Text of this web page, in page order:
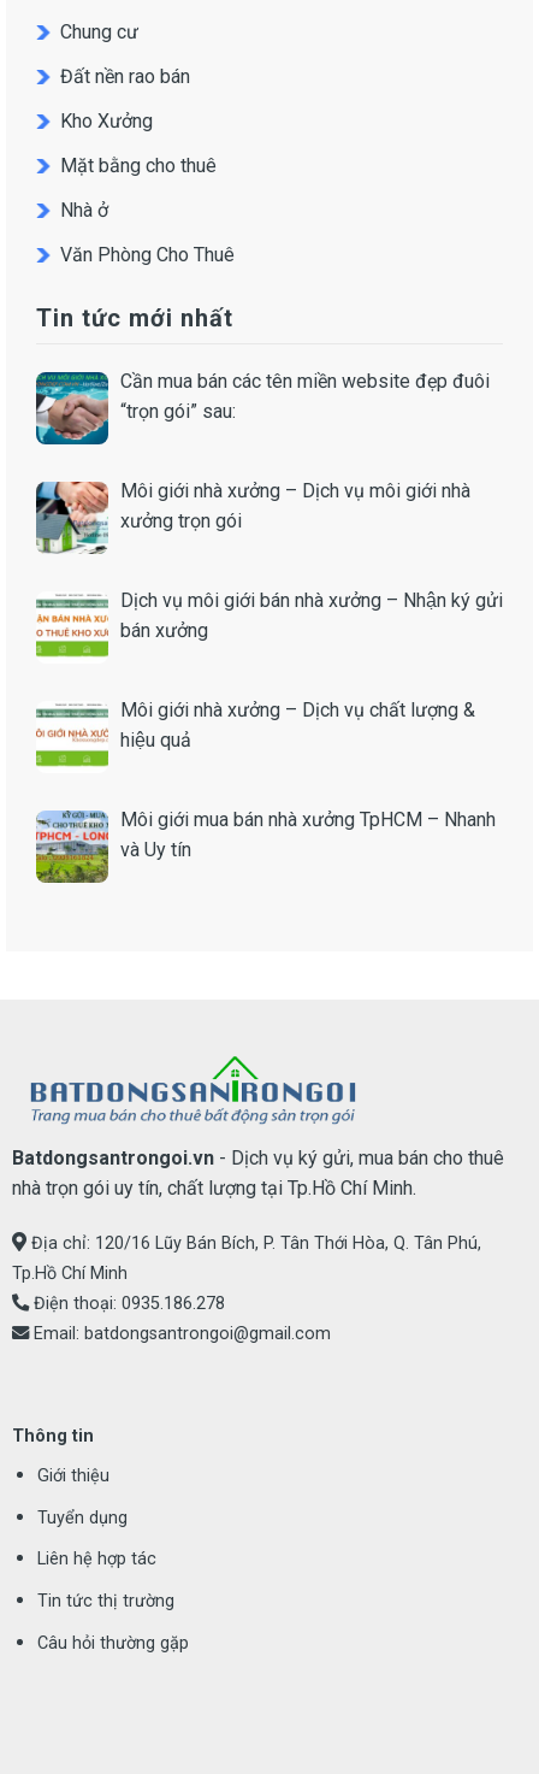
Chung cư
Đất nền rao bán
Kho Xưởng
Mặt bằng cho thuê
Nhà ở
Văn Phòng Cho Thuê
Tin tức mới nhất
Cần mua bán các tên miền website đẹp đuôi
“trọn gói” sau:
Môi giới nhà xưởng – Dịch vụ môi giới nhà
xưởng trọn gói
Dịch vụ môi giới bán nhà xưởng – Nhận ký gửi
bán xưởng
Môi giới nhà xưởng – Dịch vụ chất lượng &
hiệu quả
Môi giới mua bán nhà xưởng TpHCM – Nhanh
và Uy tín
Batdongsantrongoi.vn- Dịch vụ ký gửi, mua bán cho thuê
nhà trọn gói uy tín, chất lượng tại Tp.Hồ Chí Minh.
Địa chỉ: 120/16 Lũy Bán Bích, P. Tân Thới Hòa, Q. Tân Phú,
Tp.Hồ Chí Minh
Điện thoại: 0935.186.278
Email: batdongsantrongoi@gmail.com
Thông tin
Giới thiệu
Tuyển dụng
Liên hệ hợp tác
Tin tức thị trường
Câu hỏi thường gặp